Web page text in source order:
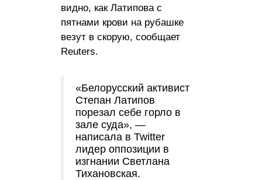
видно, как Латипова с
пятнами крови на рубашке
везут в скорую, сообщает
Reuters.
«Белорусский активист
Степан Латипов
порезал себе горло в
зале суда», —
написала в Twitter
лидер оппозиции в
изгнании Светлана
Тихановская.